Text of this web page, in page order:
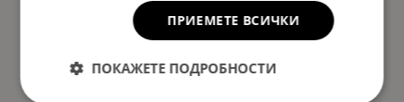
ПРИЕМЕТЕ ВСИЧКИ
ПОКАЖЕТЕ ПОДРОБНОСТИ